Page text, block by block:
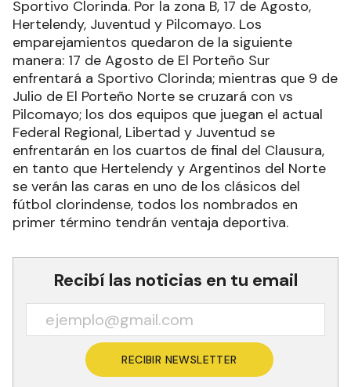
Sportivo Clorinda. Por la zona B, 17 de Agosto,
Hertelendy, Juventud y Pilcomayo. Los
emparejamientos quedaron de la siguiente
manera: 17 de Agosto de El Porteño Sur
enfrentará a Sportivo Clorinda; mientras que 9 de
Julio de El Porteño Norte se cruzará con vs
Pilcomayo; los dos equipos que juegan el actual
Federal Regional, Libertad y Juventud se
enfrentarán en los cuartos de final del Clausura,
en tanto que Hertelendy y Argentinos del Norte
se verán las caras en uno de los clásicos del
fútbol clorindense, todos los nombrados en
primer término tendrán ventaja deportiva.
Recibí las noticias en tu email
RECIBIR NEWSLETTER